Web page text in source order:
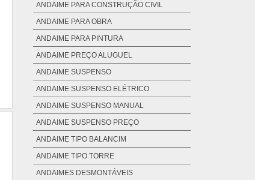
ANDAIME PARA CONSTRUÇÃO CIVIL
ANDAIME PARA OBRA
ANDAIME PARA PINTURA
ANDAIME PREÇO ALUGUEL
ANDAIME SUSPENSO
ANDAIME SUSPENSO ELÉTRICO
ANDAIME SUSPENSO MANUAL
ANDAIME SUSPENSO PREÇO
ANDAIME TIPO BALANCIM
ANDAIME TIPO TORRE
ANDAIMES DESMONTÁVEIS